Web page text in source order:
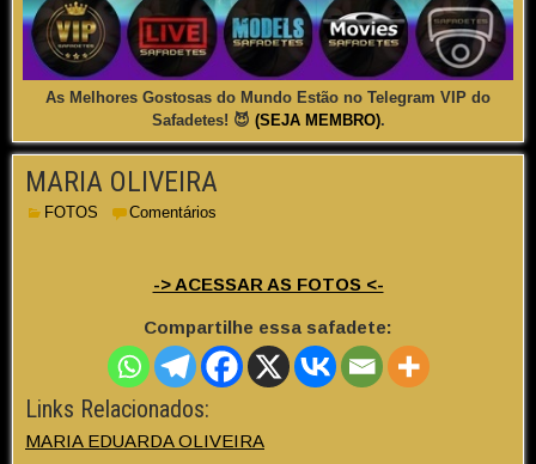
As Melhores Gostosas do Mundo Estão no Telegram VIP do
Safadetes! 😈 (SEJA MEMBRO).
MARIA OLIVEIRA
FOTOS Comentários
-> ACESSAR AS FOTOS <-
Compartilhe essa safadete:
Links Relacionados:
MARIA EDUARDA OLIVEIRA